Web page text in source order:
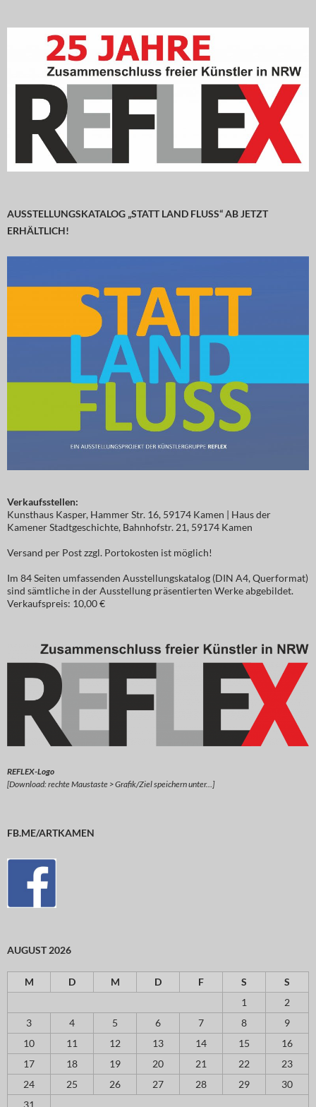
AUSSTELLUNGSKATALOG „STATT LAND FLUSS“ AB JETZT
ERHÄLTLICH!
Verkaufsstellen:
Kunsthaus Kasper, Hammer Str. 16, 59174 Kamen | Haus der
Kamener Stadtgeschichte, Bahnhofstr. 21, 59174 Kamen
Versand per Post zzgl. Portokosten ist möglich!
Im 84 Seiten umfassenden Ausstellungskatalog (DIN A4, Querformat)
sind sämtliche in der Ausstellung präsentierten Werke abgebildet.
Verkaufspreis: 10,00 €
REFLEX-Logo
[Download: rechte Maustaste > Grafik/Ziel speichern unter…]
FB.ME/ARTKAMEN
AUGUST 2026
M D M D F S
S
1
2
3
4 5 6 7 8
9
10
11 12 13 14 15
16
17
18 19 20 21 22
23
24
25 26 27 28 29
30
31